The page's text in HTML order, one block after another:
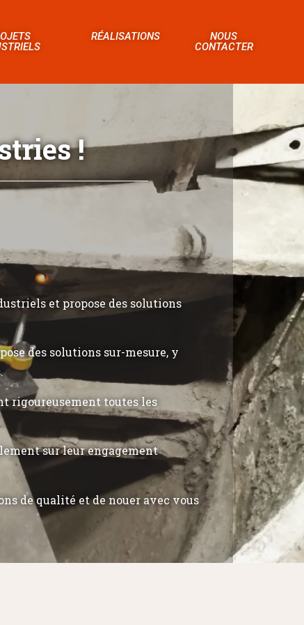
RÉALISATIONS
NOUS
CONTACTER
!
et propose des solutions
des solutions sur-mesure, y
rigoureusement toutes les
sur leur engagement
de qualité et de nouer avec vous